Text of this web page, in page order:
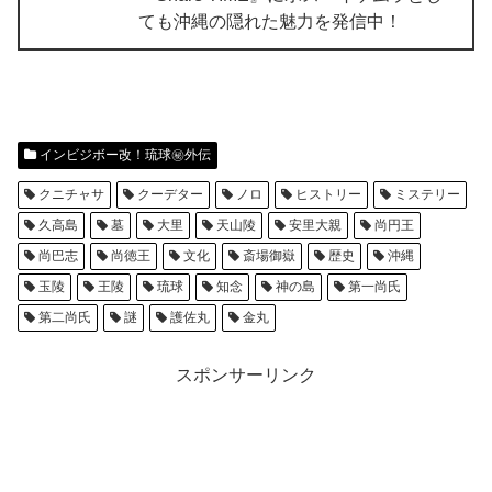
ても沖縄の隠れた魅力を発信中！
インビジボー改！琉球㊙︎外伝
クニチャサ クーデター ノロ ヒストリー
ミステリー
久高島
墓 大里 天山陵 安里大親
尚円王
尚巴志
尚徳王 文化 斎場御嶽 歴史
沖縄
玉陵
王陵 琉球 知念 神の島
第一尚氏
第二尚氏
謎 護佐丸 金丸
スポンサーリンク